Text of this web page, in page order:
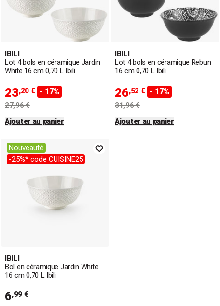
IBILI
Lot 4 bols en céramique Jardin
White 16 cm 0,70 L Ibili
23,20 € - 17%
27,96 €
Ajouter au panier
IBILI
Lot 4 bols en céramique Rebun
16 cm 0,70 L Ibili
26,52 € - 17%
31,96 €
Ajouter au panier
Nouveauté
-25%* code CUISINE25
IBILI
Bol en céramique Jardin White
16 cm 0,70 L Ibili
6,99 €